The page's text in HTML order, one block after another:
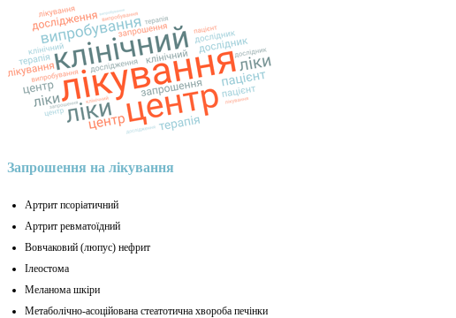
Запрошення на лікування
Артрит псоріатичний
Артрит ревматоїдний
Вовчаковий (люпус) нефрит
Ілеостома
Меланома шкіри
Метаболічно-асоційована стеатотична хвороба печінки